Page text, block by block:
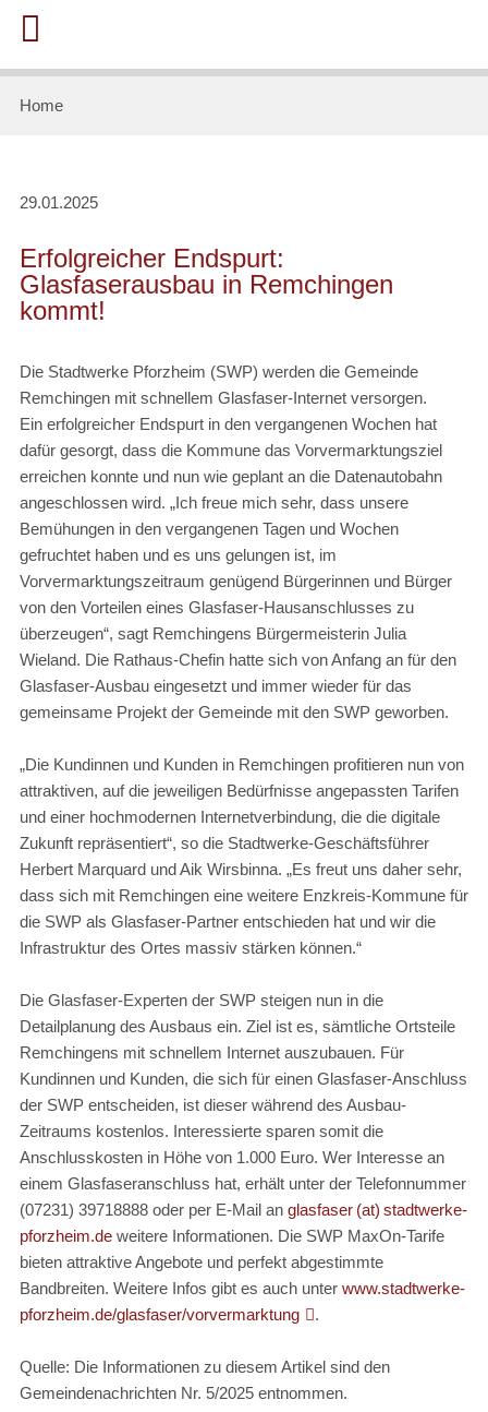
Home
29.01.2025
Erfolgreicher Endspurt:
Glasfaserausbau in Remchingen
kommt!
Die Stadtwerke Pforzheim (SWP) werden die Gemeinde
Remchingen mit schnellem Glasfaser-Internet versorgen.
Ein erfolgreicher Endspurt in den vergangenen Wochen hat
dafür gesorgt, dass die Kommune das Vorvermarktungsziel
erreichen konnte und nun wie geplant an die Datenautobahn
angeschlossen wird. „Ich freue mich sehr, dass unsere
Bemühungen in den vergangenen Tagen und Wochen
gefruchtet haben und es uns gelungen ist, im
Vorvermarktungszeitraum genügend Bürgerinnen und Bürger
von den Vorteilen eines Glasfaser-Hausanschlusses zu
überzeugen“, sagt Remchingens Bürgermeisterin Julia
Wieland. Die Rathaus-Chefin hatte sich von Anfang an für den
Glasfaser-Ausbau eingesetzt und immer wieder für das
gemeinsame Projekt der Gemeinde mit den SWP geworben.
„Die Kundinnen und Kunden in Remchingen profitieren nun von
attraktiven, auf die jeweiligen Bedürfnisse angepassten Tarifen
und einer hochmodernen Internetverbindung, die die digitale
Zukunft repräsentiert“, so die Stadtwerke-Geschäftsführer
Herbert Marquard und Aik Wirsbinna. „Es freut uns daher sehr,
dass sich mit Remchingen eine weitere Enzkreis-Kommune für
die SWP als Glasfaser-Partner entschieden hat und wir die
Infrastruktur des Ortes massiv stärken können.“
Die Glasfaser-Experten der SWP steigen nun in die
Detailplanung des Ausbaus ein. Ziel ist es, sämtliche Ortsteile
Remchingens mit schnellem Internet auszubauen. Für
Kundinnen und Kunden, die sich für einen Glasfaser-Anschluss
der SWP entscheiden, ist dieser während des Ausbau-
Zeitraums kostenlos. Interessierte sparen somit die
Anschlusskosten in Höhe von 1.000 Euro. Wer Interesse an
einem Glasfaseranschluss hat, erhält unter der Telefonnummer
(07231) 39718888 oder per E-Mail an glasfaser (at) stadtwerke-
pforzheim.deweitere Informationen. Die SWP MaxOn-Tarife
bieten attraktive Angebote und perfekt abgestimmte
Bandbreiten. Weitere Infos gibt es auch unter www.stadtwerke-
pforzheim.de/glasfaser/vorvermarktung
.
Quelle: Die Informationen zu diesem Artikel sind den
Gemeindenachrichten Nr. 5/2025 entnommen.